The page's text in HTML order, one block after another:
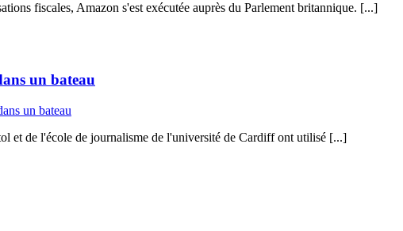
fiscales, Amazon s'est exécutée auprès du Parlement britannique. [...]
un bateau
et de l'école de journalisme de l'université de Cardiff ont utilisé [...]